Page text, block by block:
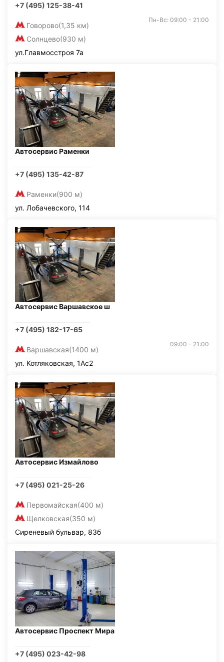
+7 (495) 125-38-41
Говорово(1,35 км)
Солнцево(930 м)
Пн-Вс: 09:00 - 21:00
ул.Главмосстроя 7а
Автосервис Раменки
+7 (495) 135-42-87
Раменки(900 м)
ул. Лобачевского, 114
Автосервис Варшавское ш
+7 (495) 182-17-65
Варшавская(1400 м)
09:00 - 21:00
ул. Котляковская, 1Ас2
Автосервис Измайлово
+7 (495) 021-25-26
Первомайская(400 м)
Щелковская(350 м)
Сиреневый бульвар, 83б
Автосервис Проспект Мира
+7 (495) 023-42-98